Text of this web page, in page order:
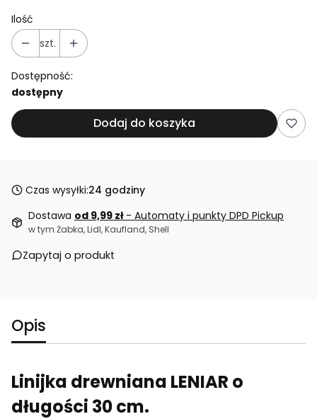
Ilość
szt.
Dostępność:
dostępny
Dodaj do koszyka
Czas wysyłki:24 godziny
Dostawa od 9,99 zł - Automaty i punkty DPD Pickup
w tym Żabka, Lidl, Kaufland, Shell
Zapytaj o produkt
Opis
Linijka drewniana LENIAR o
długości 30 cm.